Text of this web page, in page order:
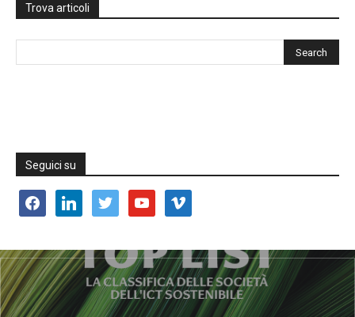
Trova articoli
Seguici su
facebooklinkedin twitter youtube vimeo